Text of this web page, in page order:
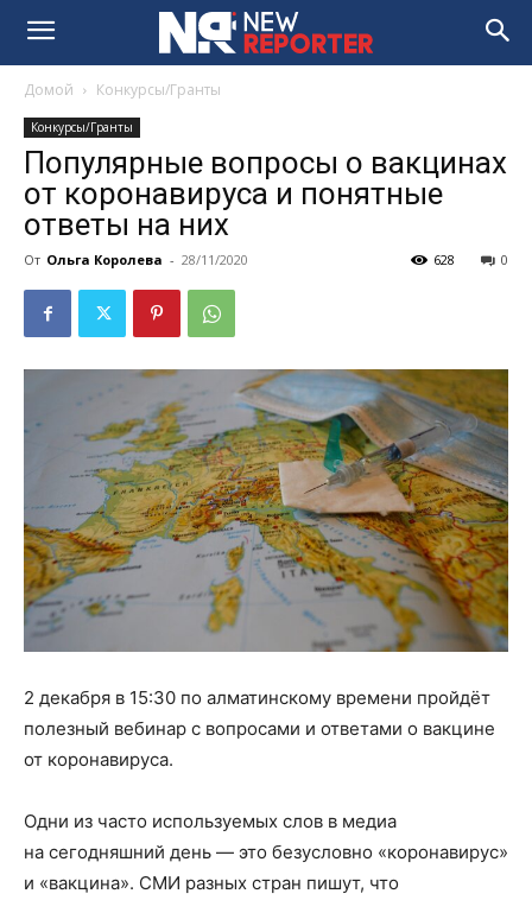
Домой Конкурсы/Гранты
Конкурсы/Гранты
Популярные вопросы о вакцинах
от коронавируса и понятные
ответы на них
От Ольга Королева - 28/11/2020 0
628
2 декабря в 15:30 по алматинскому времени пройдёт
полезный вебинар с вопросами и ответами о вакцине
от коронавируса.
Одни из часто используемых слов в медиа
на сегодняшний день — это безусловно «коронавирус»
и «вакцина». СМИ разных стран пишут, что